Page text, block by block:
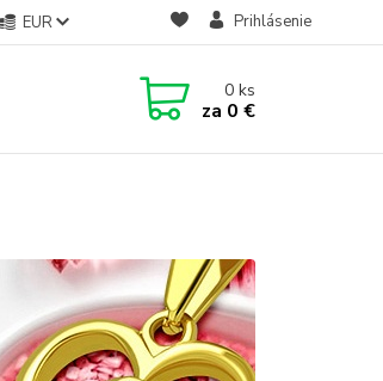
EUR Prihlásenie
0ks
za 0 €